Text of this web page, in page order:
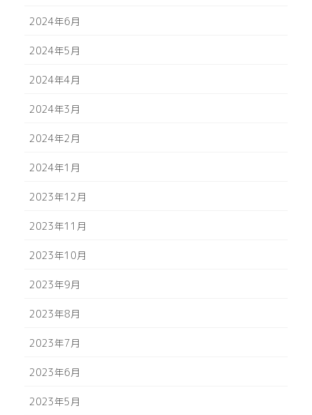
2024年6月
2024年5月
2024年4月
2024年3月
2024年2月
2024年1月
2023年12月
2023年11月
2023年10月
2023年9月
2023年8月
2023年7月
2023年6月
2023年5月